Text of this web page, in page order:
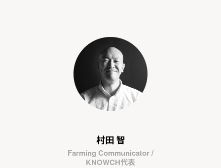
村田 智
Farming Communicator /
KNOWCH代表